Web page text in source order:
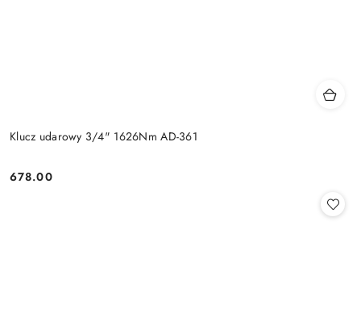
Klucz udarowy 3/4" 1626Nm AD-361
Cena:
678.00